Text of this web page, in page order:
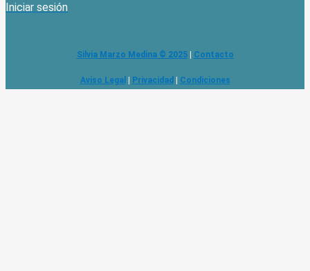
Iniciar sesión
Silvia Marzo Medina © 2025| Contacto
Aviso Legal Privacidad Condiciones